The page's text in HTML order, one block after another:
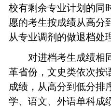
校有剩余专业计划的同
愿的考生按成绩从高分
从专业调剂的做退档处
对进档考生成绩相
革省份，文史类依次按
成绩，从高分到低分排
学、语文、外语单科成